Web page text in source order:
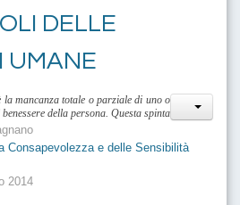
DELLE
UMANE
Consapevolezza e delle Sensibilità
2014
mancanza totale o parziale di uno o
della persona. Questa spinta